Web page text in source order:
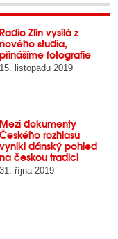
Radio Zlín vysílá z
nového studia,
přinášíme fotografie
15. listopadu 2019
Mezi dokumenty
Českého rozhlasu
vynikl dánský pohled
na českou tradici
31. října 2019